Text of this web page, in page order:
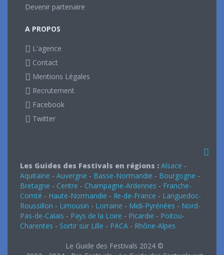
Devenir partenaire
A PROPOS
L'agence
Contact
Mentions Légales
Recrutement
Facebook
Twitter
Les Guides des Festivals en régions : Alsace -
Aquitaine - Auvergne - Basse-Normandie - Bourgogne -
Bretagne - Centre - Champagne-Ardennes - Franche-
Comté - Haute-Normandie - Ile-de-France - Languedoc-
Roussillon - Limousin - Lorraine - Midi-Pyrénées - Nord-
Pas-de-Calais - Pays de la Loire - Picardie - Poitou-
Charentes - Sortir sur Lille - PACA - Rhône-Alpes
Le Guide des Festivals 2024 ©